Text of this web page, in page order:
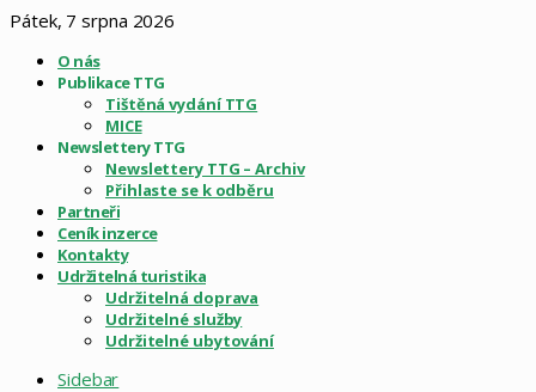
Pátek, 7 srpna 2026
O nás
Publikace TTG
Tištěná vydání TTG
MICE
Newslettery TTG
Newslettery TTG – Archiv
Přihlaste se k odběru
Partneři
Ceník inzerce
Kontakty
Udržitelná turistika
Udržitelná doprava
Udržitelné služby
Udržitelné ubytování
Sidebar